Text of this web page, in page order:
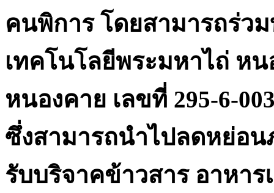
คนพิการ โดยสามารถร่ว
เทคโนโลยีพระมหาไถ่ ห
หนองคาย เลขที่ 295-6-
ซึ่งสามารถนำไปลดหย่อน
รับบริจาคข้าวสาร อาหา